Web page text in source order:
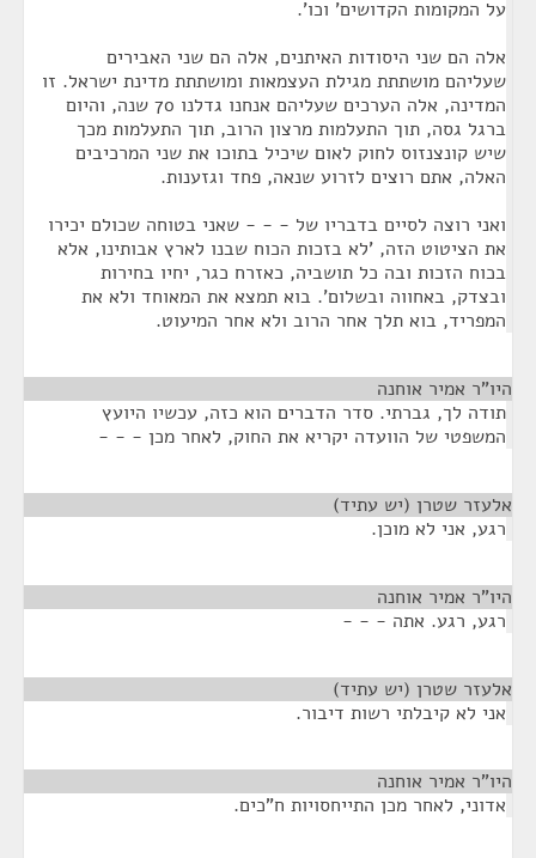
על המקומות הקדושים' וכו'.
אלה הם שני היסודות האיתנים, אלה הם שני האבירים
שעליהם מושתתת מגילת העצמאות ומושתתת מדינת ישראל. זו
המדינה, אלה הערכים שעליהם אנחנו גדלנו 70 שנה, והיום
ברגל גסה, תוך התעלמות מרצון הרוב, תוך התעלמות מכך
שיש קונצנזוס לחוק לאום שיכיל בתוכו את שני המרכיבים
האלה, אתם רוצים לזרוע שנאה, פחד וגזענות.
ואני רוצה לסיים בדבריו של - - - שאני בטוחה שכולם יכירו
את הציטוט הזה, 'לא בזכות הכוח שבנו לארץ אבותינו, אלא
בכוח הזכות ובה כל תושביה, כאזרח כגר, יחיו בחירות
ובצדק, באחווה ובשלום'. בוא תמצא את המאוחד ולא את
המפריד, בוא תלך אחר הרוב ולא אחר המיעוט.
היו"ר אמיר אוחנה
תודה לך, גברתי. סדר הדברים הוא כזה, עכשיו היועץ
המשפטי של הוועדה יקריא את החוק, לאחר מכן - - -
אלעזר שטרן (יש עתיד)
רגע, אני לא מוכן.
היו"ר אמיר אוחנה
רגע, רגע. אתה - - -
אלעזר שטרן (יש עתיד)
אני לא קיבלתי רשות דיבור.
היו"ר אמיר אוחנה
אדוני, לאחר מכן התייחסויות ח"כים.